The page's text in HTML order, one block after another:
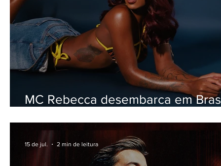
MC Rebecca desembarca em
15 de jul. 2 min de leitura